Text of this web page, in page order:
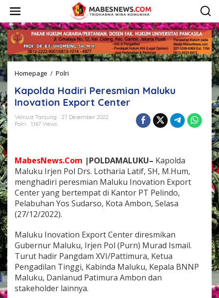
w
a
t
i
k
e
k
o
n
t
e
n
Homepage / Polri
p
o
l
d
i
r
i
P
e
m
i
a
n
M
a
u
Kapolda Hadiri Peresmian Maluku
Inovation Export Center
Velnust Tanjung
27 Desember 2022
Polri
1,167 Views
MabesNews.Com |POLDAMALUKU– Kapolda
Maluku Irjen Pol Drs. Lotharia Latif, SH, M.Hum,
menghadiri peresmian Maluku Inovation Export
Center yang bertempat di Kantor PT Pelindo,
Pelabuhan Yos Sudarso, Kota Ambon, Selasa
(27/12/2022).
Maluku Inovation Export Center diresmikan
Gubernur Maluku, Irjen Pol (Purn) Murad Ismail.
Turut hadir Pangdam XVI/Pattimura, Ketua
Pengadilan Tinggi, Kabinda Maluku, Kepala BNNP
Maluku, Danlanud Patimura Ambon dan
stakeholder lainnya.